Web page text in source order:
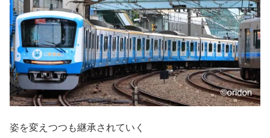
姿を変えつつも継承されていく